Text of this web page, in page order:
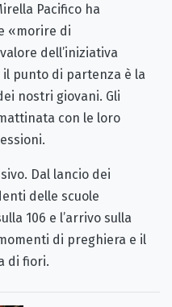
Pacifico ha
«morire di
dell’iniziativa
punto di partenza è la
nostri giovani. Gli
con le loro
Dal lancio dei
delle scuole
106 e l’arrivo sulla
di preghiera e il
di fiori.